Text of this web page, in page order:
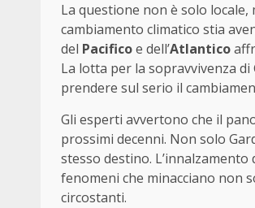
La questione non è solo
cambiamento climatico stia
del Pacificoe dell’Atlantico
La lotta per la sopravvivenza di
prendere sul serio il
Gli esperti avvertono che il
prossimi decenni. Non solo
stesso destino.
fenomeni che minacciano non
circostanti.